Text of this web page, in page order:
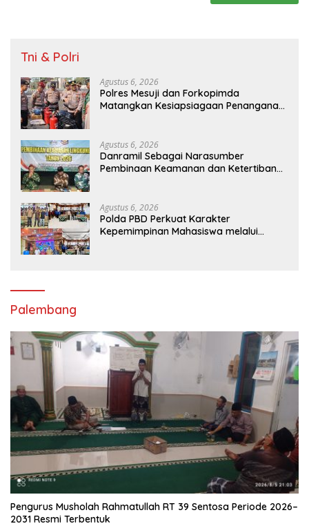
Tni & Polri
Agustus 6, 2026
Polres Mesuji dan Forkopimda
Matangkan Kesiapsiagaan Penanganan
Agustus 6, 2026
Danramil Sebagai Narasumber
Pembinaan Keamanan dan Ketertiban
Agustus 6, 2026
Polda PBD Perkuat Karakter
Kepemimpinan Mahasiswa melalui
Palembang
Pengurus Musholah Rahmatullah RT 39 Sentosa Periode 2026–
2031 Resmi Terbentuk